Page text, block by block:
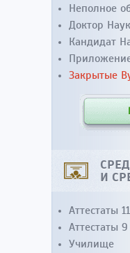
Неполное
Доктор Наук
Кандидат
Закрытые
И
Аттестаты
Аттестаты
Училище